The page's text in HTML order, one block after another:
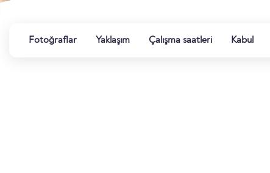
Fotoğraflar Yaklaşım Çalışma saatleri Kabul